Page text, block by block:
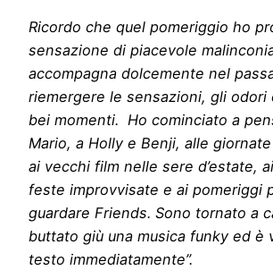
Ricordo che quel pomeriggio ho
sensazione di piacevole
accompagna dolcemente nel
riemergere le sensazioni, gli odori
bei momenti. Ho cominciato a
Mario, a Holly e Benji, alle
ai vecchi film nelle sere d’estate,
feste improvvisate e ai pomeriggi
guardare Friends. Sono tornato a
buttato giù una musica funky ed è
testo immediatamente”.